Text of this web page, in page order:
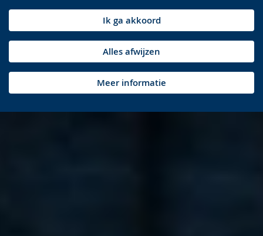
Ik ga akkoord
Alles afwijzen
Meer informatie